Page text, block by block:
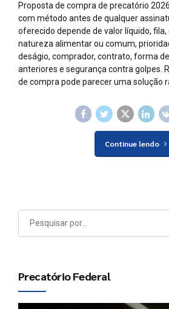
Proposta de compra de precatório
com método antes de qualquer
oferecido depende de valor líquido, fila,
natureza alimentar ou comum,
deságio, comprador, contrato, forma
anteriores e segurança contra golpes.
de compra pode parecer uma solução
Continue lendo
Precatório Federal